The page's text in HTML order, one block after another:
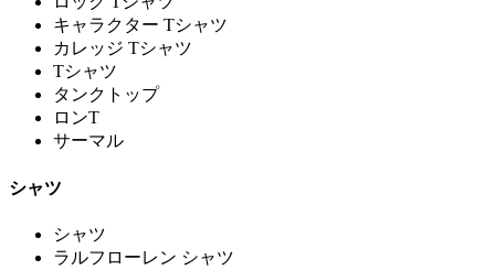
キャラクター Tシャツ
カレッジ Tシャツ
Tシャツ
タンクトップ
ロンT
サーマル
シャツ
シャツ
ラルフローレン シャツ